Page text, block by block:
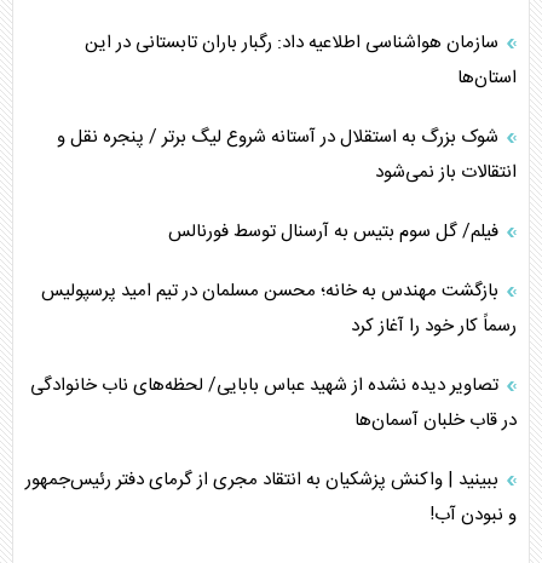
سازمان هواشناسی اطلاعیه داد: رگبار باران تابستانی در این
استان‌ها
شوک بزرگ به استقلال در آستانه شروع لیگ برتر / پنجره نقل و
انتقالات باز نمی‌شود
فیلم/ گل سوم بتیس به آرسنال توسط فورنالس
بازگشت مهندس به خانه؛ محسن مسلمان در تیم امید پرسپولیس
رسماً کار خود را آغاز کرد
تصاویر دیده نشده از شهید عباس بابایی/ لحظه‌های ناب خانوادگی
در قاب خلبان آسمان‌ها
ببینید | واکنش پزشکیان به انتقاد مجری از گرمای دفتر رئیس‌جمهور
و نبودن آب!